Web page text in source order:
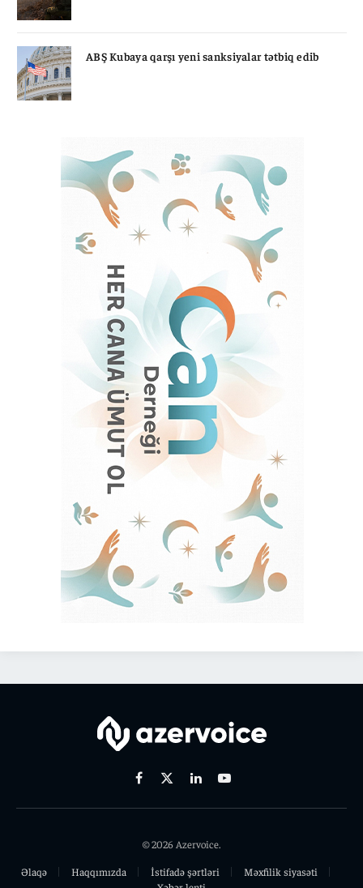
ABŞ Kubaya qarşı yeni sanksiyalar tətbiq edib
Facebook
X
LinkedinYoutube
© 2026 Azervoice.
Əlaqə
Haqqımızda İstifadə şərtləri
Məxfilik siyasəti